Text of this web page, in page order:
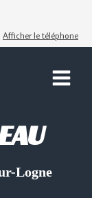
Afficher le téléphone
Logne